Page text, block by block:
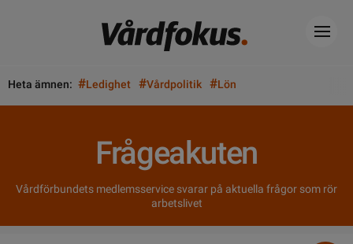
Heta ämnen: #Ledighet #Vårdpolitik #Lön
Frågeakuten
Vårdförbundets medlemsservice svarar på aktuella frågor som rör
arbetslivet